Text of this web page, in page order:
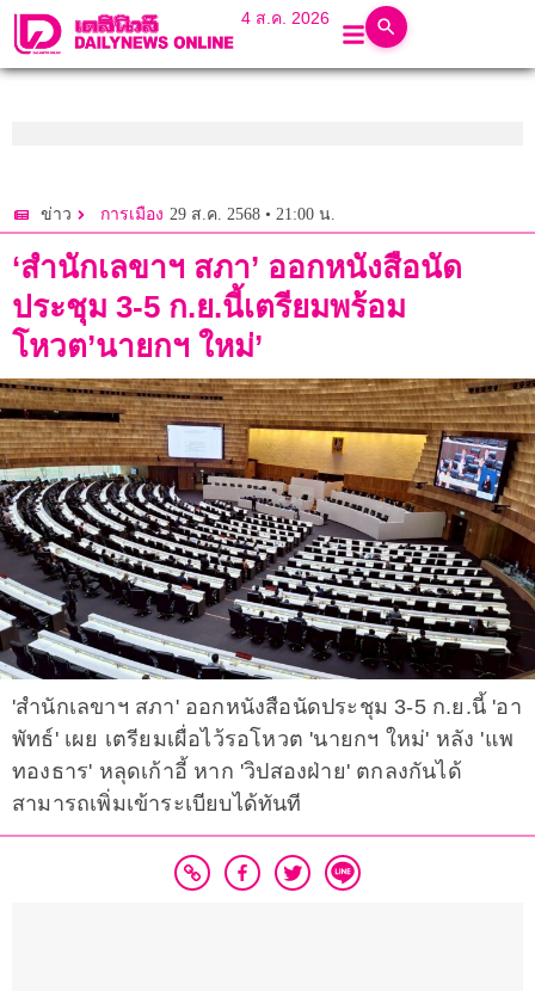
4 ส.ค. 2026
ข่าว การเมือง 29 ส.ค. 2568 • 21:00 น.
‘สำนักเลขาฯ สภา’ ออกหนังสือนัด
ประชุม 3-5 ก.ย.นี้เตรียมพร้อม
โหวต’นายกฯ ใหม่’
'สำนักเลขาฯ สภา' ออกหนังสือนัดประชุม 3-5 ก.ย.นี้ 'อา
พัทธ์' เผย เตรียมเผื่อไว้รอโหวต 'นายกฯ ใหม่' หลัง 'แพ
ทองธาร' หลุดเก้าอี้ หาก 'วิปสองฝ่าย' ตกลงกันได้
สามารถเพิ่มเข้าระเบียบได้ทันที